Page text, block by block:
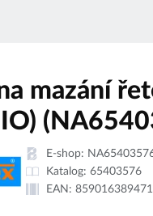
mazání
E-shop:
Katalog: 65403576
EAN: